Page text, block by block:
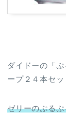
ダイドーの「
ープ２４本セッ
ゼリーのぷる